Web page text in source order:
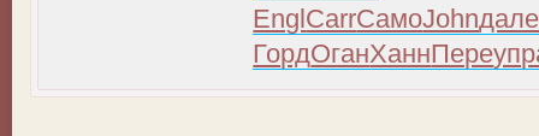
EnglCarrСамоJohnдале
ГордОганХаннПере